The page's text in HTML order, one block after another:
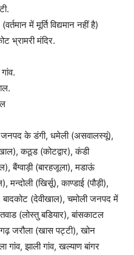
में मूर्ति विद्यमान नहीं है)
भ्रामरी मंदिर.
जनपद के डंगी, धमेली (असवालस्यूं),
कठूड (कोटद्वार), कंडी
बैंग्वाड़ी (बारहजूला), मडाऊं
मन्दोली (खिर्सू), काण्डाई (पौड़ी),
(देवीखाल), चमोली जनपद में
(लोस्तु बडियार), बांसकाटल
जरौला (खास पट्टी), खोन
झाली गांव, खल्याण बांगर